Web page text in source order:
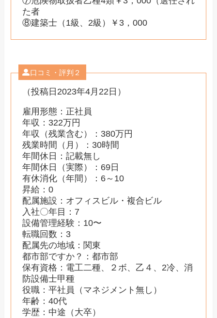
た者
⑧建築士（1級、2級）￥3，000
口コミ・評判２
（投稿日2023年4月22日）
雇用形態：正社員
年収：322万円
年収（残業含む）：380万円
残業時間（月）：30時間
年間休日：記載無し
年間休日（実際）：69日
有休消化（年間）：6～10
昇給：0
配属施設：オフィスビル・複合ビル
入社〇年目：7
設備管理経験：10〜
転職回数：3
配属先の地域：関東
都市部ですか？：都市部
保有資格：電工二種、２ボ、乙４、2冷、消
防設備士甲種
役職：平社員（マネジメント無し）
年齢：40代
学歴：中途（大卒）